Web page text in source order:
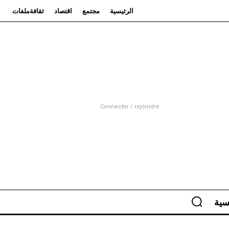
الرئيسية مجتمع اقتصاد ثقافةملفات
Connecter / rejoindre